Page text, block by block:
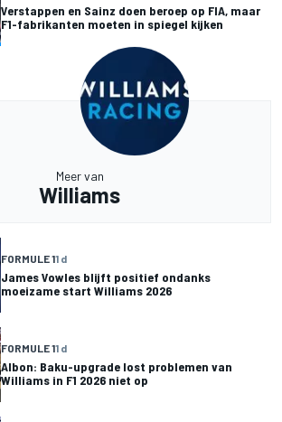
Verstappen en Sainz doen beroep op FIA, maar
F1-fabrikanten moeten in spiegel kijken
Meer van
Williams
FORMULE 11 d
James Vowles blijft positief ondanks
moeizame start Williams 2026
FORMULE 11 d
Albon: Baku-upgrade lost problemen van
Williams in F1 2026 niet op